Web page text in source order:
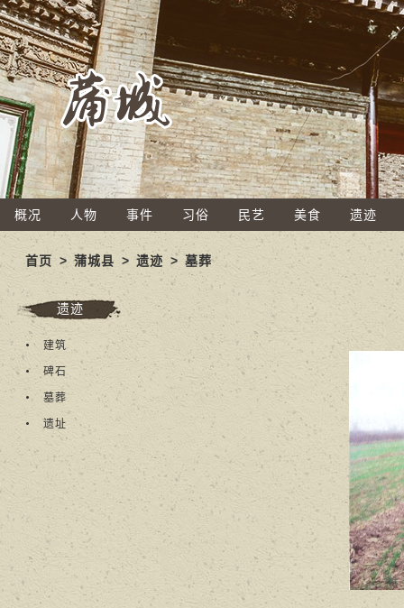
概况 人物 事件 习俗 民艺 美食 遗迹
首页 >蒲城县 > 遗迹 > 墓葬
遗迹
建筑
碑石
墓葬
遗址